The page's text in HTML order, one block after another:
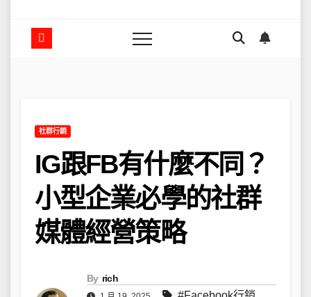
社群行銷
IG跟FB有什麼不同？
小型企業必學的社群
媒體經營策略
By rich